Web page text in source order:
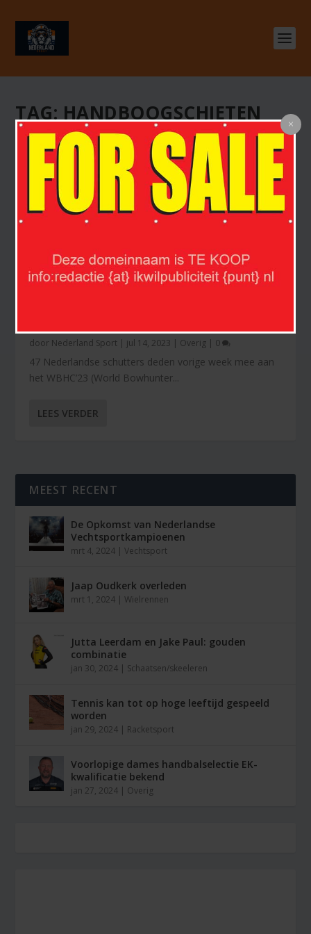
TAG: HANDBOOGSCHIETEN
door Nederland Sport | jul 14, 2023 | Overig | 0
47 Nederlandse schutters deden vorige week mee aan
het WBHC’23 (World Bowhunter...
LEES VERDER
MEEST RECENT
De Opkomst van Nederlandse
Vechtsportkampioenen
mrt 4, 2024 |Vechtsport
Jaap Oudkerk overleden
mrt 1, 2024 | Wielrennen
Jutta Leerdam en Jake Paul: gouden
combinatie
jan 30, 2024 | Schaatsen/skeeleren
Tennis kan tot op hoge leeftijd gespeeld
worden
jan 29, 2024 | Racketsport
Voorlopige dames handbalselectie EK-
kwalificatie bekend
jan 27, 2024 | Overig